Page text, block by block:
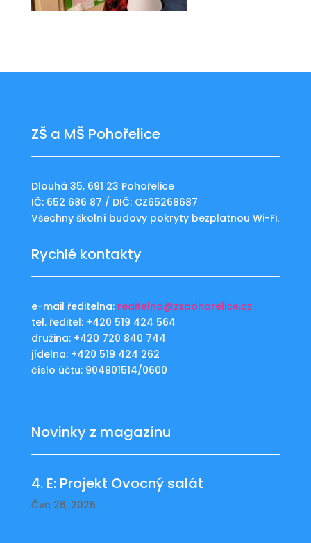
ZŠ a MŠ Pohořelice
Dlouhá 35, 691 23 Pohořelice
IČ: 652 686 87 / DIČ: CZ65268687
Všechny školní budovy pokryty bezplatnou Wi-Fi.
Rychlé kontakty
e-mail ředitelna: reditelna@zspohorelice.cz
tel. ředitel: +420 519 424 564
družina: +420 720 840 744
jídelna: +420 519 424 262
číslo účtu: 904901514/0600
Novinky z magazínu
4. E: Projekt Ovocný salát
Čvn 26, 2026